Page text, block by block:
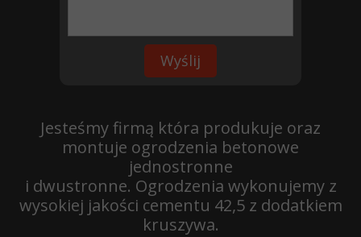
Wyślij
Jesteśmy firmą która produkuje oraz
montuje ogrodzenia betonowe
jednostronne
i dwustronne. Ogrodzenia wykonujemy z
wysokiej jakości cementu 42,5 z dodatkiem
kruszywa.